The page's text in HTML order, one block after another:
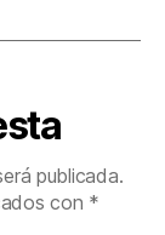
publicada.
con *